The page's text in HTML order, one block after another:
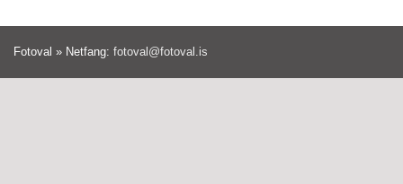
Fotoval » Netfang: fotoval@fotoval.is